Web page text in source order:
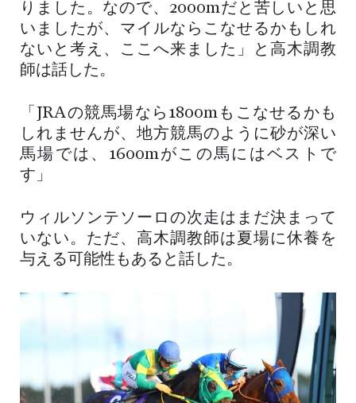
りました。なので、2000mだと苦しいと思
いましたが、マイルならこなせるかもしれ
ないと考え、ここへ来ました」と高木調教
師は話した。
「JRAの競馬場なら1800mもこなせるかも
しれませんが、地方競馬のように砂が深い
馬場では、1600mがこの馬にはベストで
す」
ウィルソンテソーロの次走はまだ決まって
いない。ただ、高木調教師は夏場に休養を
与える可能性もあると話した。